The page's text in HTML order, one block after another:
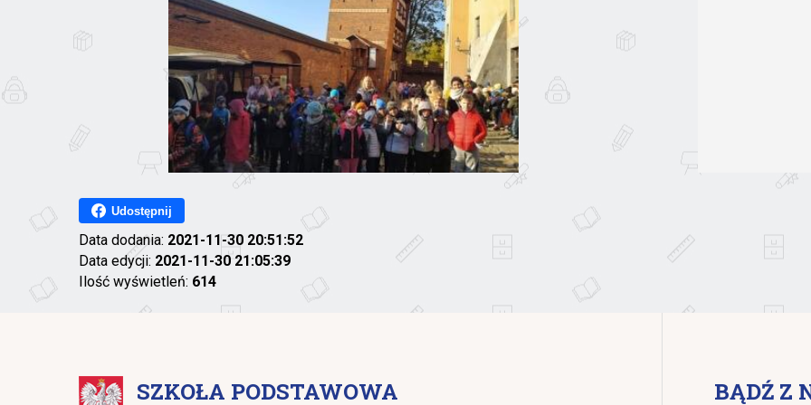
Udostępnij
Data dodania: 2021-11-30 20:51:52
Data edycji: 2021-11-30 21:05:39
Ilość wyświetleń: 614
SZKOŁA PODSTAWOWA BĄDŹ Z